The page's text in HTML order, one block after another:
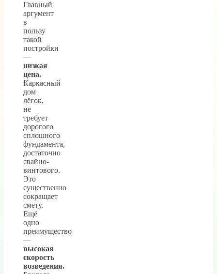
Главный
аргумент
в
пользу
такой
постройки
—
низкая
цена.
Каркасный
дом
лёгок,
не
требует
дорогого
сплошного
фундамента,
достаточно
свайно-
винтового.
Это
существенно
сокращает
смету.
Ещё
одно
преимущество
—
высокая
скорость
возведения.